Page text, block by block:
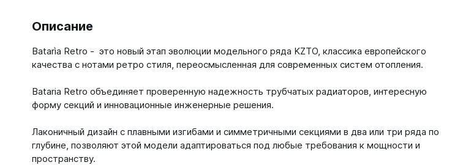
Описание
Batarìa Retro - это новый этап эволюции модельного ряда KZTO, классика европейского
качества c нотами ретро стиля, переосмысленная для современных систем отопления.
Bataria Retro объединяет проверенную надежность трубчатых радиаторов, интересную
форму секций и инновационные инженерные решения.
Лаконичный дизайн с плавными изгибами и симметричными секциями в два или три ряда по
глубине, позволяют этой модели адаптироваться под любые требования к мощности и
пространству.